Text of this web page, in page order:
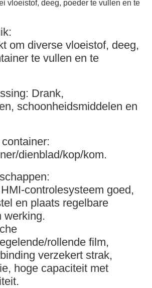
vloeistof, deeg, poeder te vullen en te
om diverse vloeistof, deeg,
te vullen en te
Drank,
schoonheidsmiddelen en
dienblad/kop/kom.
controlesysteem goed,
en plaats regelbare
werking.
rollende film,
verzekert strak,
hoge capaciteit met